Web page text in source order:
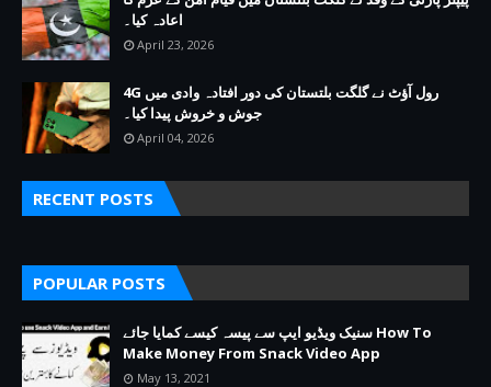
اعادہ کیا۔
April 23, 2026
4G رول آؤٹ نے گلگت بلتستان کی دور افتادہ وادی میں
جوش و خروش پیدا کیا۔
April 04, 2026
RECENT POSTS
POPULAR POSTS
سنیک ویڈیو ایپ سے پیسہ کیسے کمایا جائے How To
Make Money From Snack Video App
May 13, 2021